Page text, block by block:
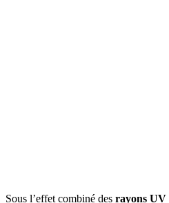
Sous l’effet combiné des rayons UV